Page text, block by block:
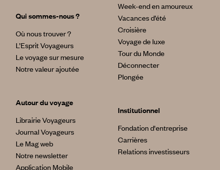
Qui sommes-nous ?
Où nous trouver ?
L’Esprit Voyageurs
Le voyage sur mesure
Notre valeur ajoutée
Autour du voyage
Librairie Voyageurs
Journal Voyageurs
Le Mag web
Notre newsletter
Application Mobile
Week-end en amoureux
Vacances d’été
Croisière
Voyage de luxe
Tour du Monde
Déconnecter
Plongée
Institutionnel
Fondation d'entreprise
Carrières
Relations investisseurs